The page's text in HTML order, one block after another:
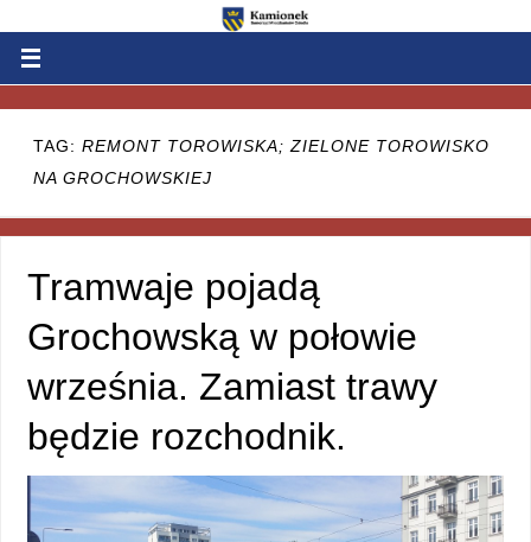
TAG: REMONT TOROWISKA; ZIELONE TOROWISKO
NA GROCHOWSKIEJ
Tramwaje pojadą
Grochowską w połowie
września. Zamiast trawy
będzie rozchodnik.